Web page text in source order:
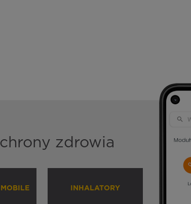
zdrowia
INHALATORY